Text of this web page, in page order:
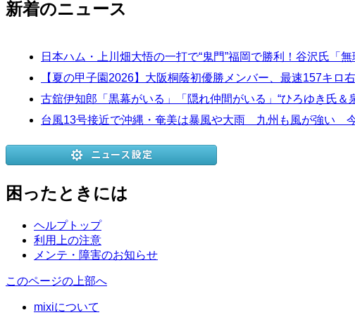
新着のニュース
日本ハム・上川畑大悟の一打で“鬼門”福岡で勝利！谷沢氏「
【夏の甲子園2026】大阪桐蔭初優勝メンバー、最速157キ
古舘伊知郎「黒幕がいる」「隠れ仲間がいる」“ひろゆき氏＆
台風13号接近で沖縄・奄美は暴風や大雨 九州も風が強い
困ったときには
ヘルプトップ
利用上の注意
メンテ・障害のお知らせ
このページの上部へ
mixiについて